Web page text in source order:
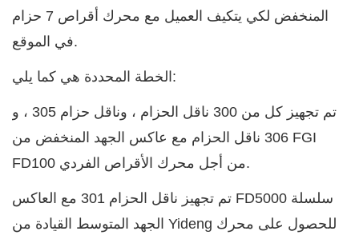
المنخفض
لكي يتكيف العميل مع محرك أقراص 7 حزام
في الموقع.
الخطة المحددة هي كما يلي:
تم تجهيز كل من 300 ناقل الحزام ، وناقل حزام 305 ، و
306 ناقل الحزام مع عاكس الجهد المنخفض من FGI
FD100 من أجل محرك الأقراص الفردي.
FD5000 سلسلة
الجهد المتوسط القيادة من Yideng للحصول على محرك